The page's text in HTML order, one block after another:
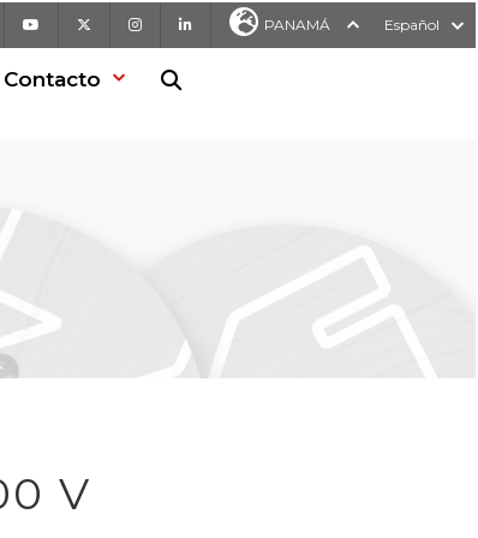
Youtube InstagramLinkedIn PANAMÁ Español
Contacto
V